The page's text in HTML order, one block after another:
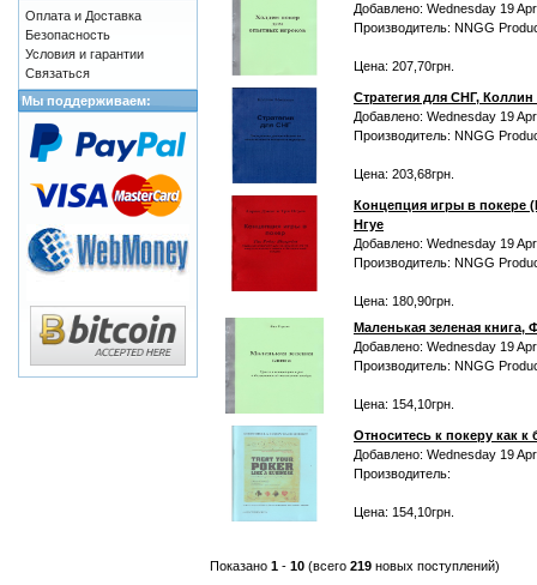
Добавлено: Wednesday 19
Производитель: NNGG
Цена: 207,70грн.
Стратегия для СНГ,
Добавлено: Wednesday 19
Производитель: NNGG
Цена: 203,68грн.
Концепция игры в покере
Нгуе
Добавлено: Wednesday 19
Производитель: NNGG
Цена: 180,90грн.
Маленькая зеленая книга,
Добавлено: Wednesday 19
Производитель: NNGG
Цена: 154,10грн.
Относитесь к покеру как к
Добавлено: Wednesday 19
Производитель:
Цена: 154,10грн.
Показано 1 - 10 (всего 219 новых поступлений)
Оплата и Доставка
Безопасность
Условия и гарантии
Связаться
Мы поддерживаем: